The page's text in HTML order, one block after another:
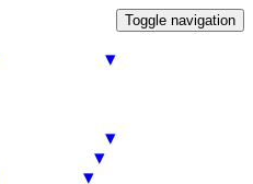
Toggle navigation